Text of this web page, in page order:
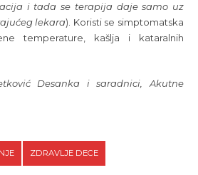
i tada se terapija daje samo uz
lekara). Koristi se simptomatska
temperature, kašlja i kataralnih
Desanka i saradnici, Akutne
ZDRAVLJE DECE